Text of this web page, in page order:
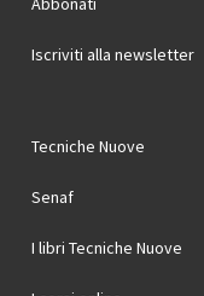
Iscriviti alla newsletter
Tecniche Nuove
Senaf
I libri Tecniche Nuove